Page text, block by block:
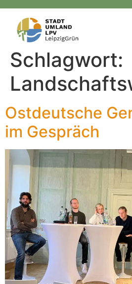
Schlagwort:
Ostdeutsche
im Gespräch